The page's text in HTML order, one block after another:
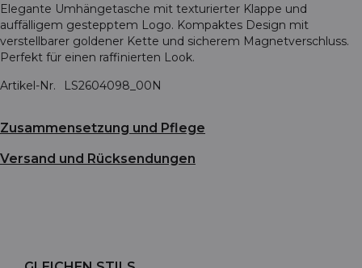
Elegante Umhängetasche mit texturierter Klappe und
auffälligem gestepptem Logo. Kompaktes Design mit
verstellbarer goldener Kette und sicherem Magnetverschluss.
Perfekt für einen raffinierten Look.
Artikel-Nr.
LS2604098_00N
Zusammensetzung und Pflege
Versand und Rücksendungen